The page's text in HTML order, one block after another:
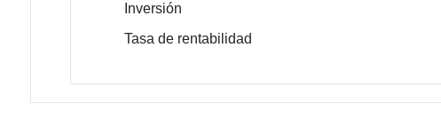
Inversión
Tasa de rentabilidad